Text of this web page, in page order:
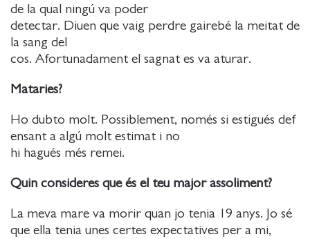
de la qual ningú va poder
detectar. Diuen que vaig perdre gairebé la meitat de
la sang del
cos. Afortunadament el sagnat es va aturar.
Mataries?
Ho dubto molt. Possiblement, només si estigués def
ensant a algú molt estimat i no
hi hagués més remei.
Quin consideres que és el teu major assoliment?
La meva mare va morir quan jo tenia 19 anys. Jo sé
que ella tenia unes certes expectatives per a mi,